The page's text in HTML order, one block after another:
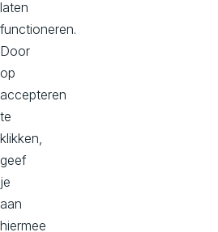
r
i
t
y
Dankzij
ons
laten
functioneren.
Door
op
accepteren
te
klikken,
geef
je
aan
hiermee